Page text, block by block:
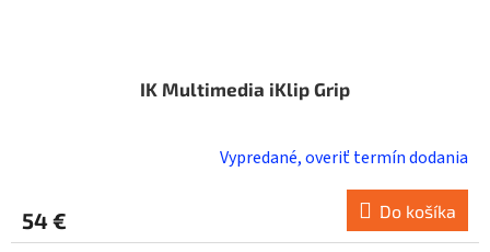
IK Multimedia iKlip Grip
Vypredané, overiť termín dodania
54 € Do košíka